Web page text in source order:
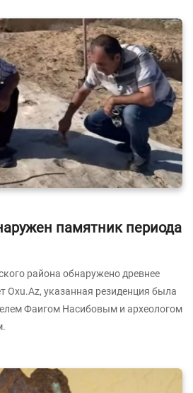
памятник периода
района обнаружено древнее
Oxu.Az, указанная резиденция была
Фаигом Насибовым и археологом